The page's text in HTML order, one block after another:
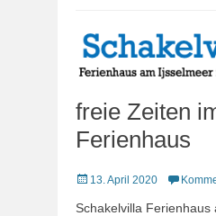
freie Zeiten
Ferienhaus
Veröffentlicht
13. April 2020
Schakelvilla